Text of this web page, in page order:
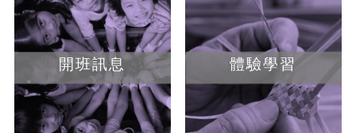
開班訊息 體驗學習